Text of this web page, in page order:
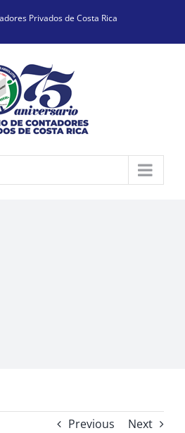
Privados de Costa Rica
Previous Next